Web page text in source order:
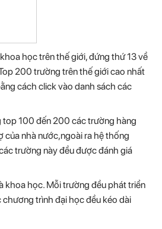
học trên thế giới, đứng thứ 13 về
200 trường trên thế giới cao nhất
cách click vào danh sách các
top 100 đến 200 các trường hàng
của nhà nước,ngoài ra hệ thống
trường này đều được đánh giá
khoa học. Mỗi trường đều phát triển
chương trình đại học đều kéo dài